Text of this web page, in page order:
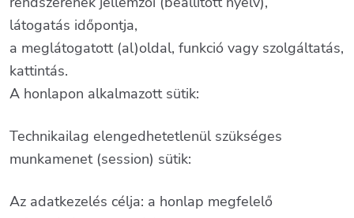
látogatás időpontja,
a meglátogatott (al)oldal, funkció vagy szolgáltatás,
kattintás.
A honlapon alkalmazott sütik:
Technikailag elengedhetetlenül szükséges
munkamenet (session) sütik:
Az adatkezelés célja: a honlap megfelelő